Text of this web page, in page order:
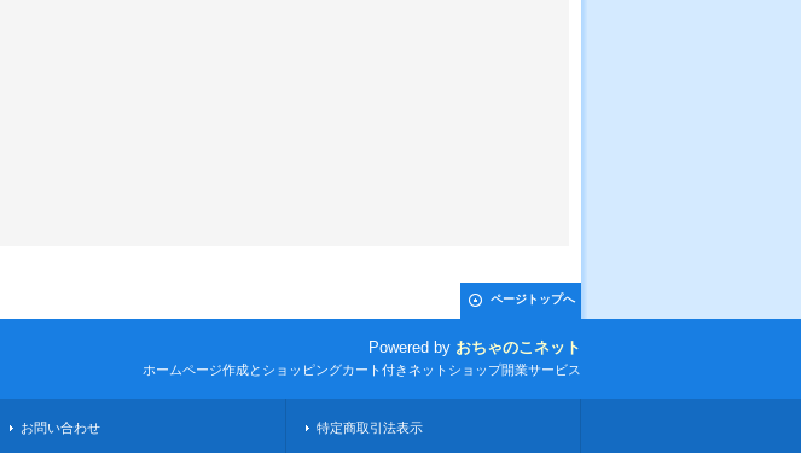
ページトップへ
Powered by おちゃのこネット
ホームページ作成とショッピングカート付きネットショップ開業サービス
お問い合わせ 特定商取引法表示